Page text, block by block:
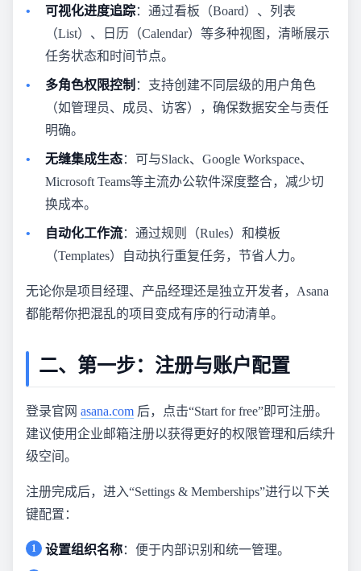
可视化进度追踪：通过看板（Board）、列表
（List）、日历（Calendar）等多种视图，清晰展示
任务状态和时间节点。
多角色权限控制 ：支持创建不同层级的用户角色
（如管理员、成员、访客），确保数据安全与责任
明确。
无缝集成生态：可与Slack、Google Workspace、
Microsoft Teams等主流办公软件深度整合，减少切
换成本。
自动化工作流：通过规则（Rules）和模板
（Templates）自动执行重复任务，节省人力。
无论你是项目经理、产品经理还是独立开发者，Asana
都能帮你把混乱的项目变成有序的行动清单。
二、第一步：注册与账户配置
登录官网 asana.com 后，点击“Start for free”即可注册。
建议使用企业邮箱注册以获得更好的权限管理和后续升
级空间。
注册完成后，进入“Settings & Memberships”进行以下关
键配置：
设置组织名称：便于内部识别和统一管理。